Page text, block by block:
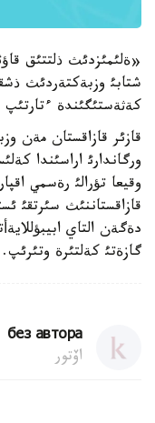
«ةلئمئزدئث ذلتتئق
شتابئ وزبةكتةردئث
كةثةستئگئندة ءتارتئپ
قازئر قازاقستان مةن
ورگاندارئ اراسئندا
وقيعا تؤرالئ رةسمي
قازاقستاننئث سئرتقئ
دةگةن التاي
گازةتئ كةلتئرة وتئرئپ.
без автора
اۆتور